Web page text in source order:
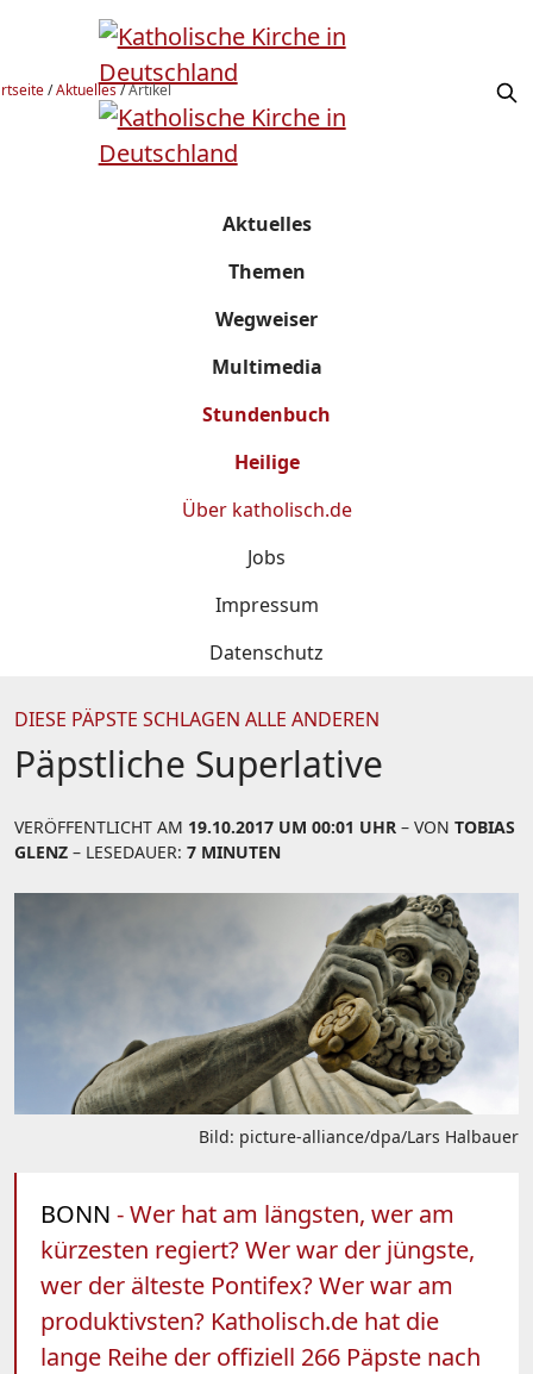
/Aktuelles/Artikel
Aktuelles
Themen
Wegweiser
Multimedia
Stundenbuch
Heilige
Über katholisch.de
Jobs
Impressum
Datenschutz
DIESE PÄPSTE SCHLAGEN ALLE ANDEREN
Päpstliche Superlative
VERÖFFENTLICHT AM 19.10.2017 UM 00:01 UHR – VON TOBIAS
GLENZ – LESEDAUER: 7 MINUTEN
Bild: picture-alliance/dpa/Lars Halbauer
BONN - Wer hat am längsten, wer am
kürzesten regiert? Wer war der jüngste,
wer der älteste Pontifex? Wer war am
produktivsten? Katholisch.de hat die
lange Reihe der offiziell 266 Päpste nach